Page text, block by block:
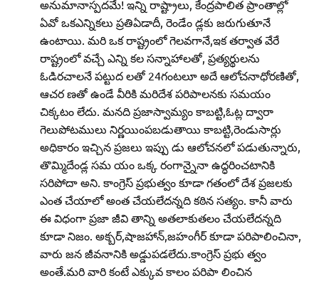
అనుమానాస్పదమే! ఇన్ని రాష్ట్రాలు, కేంద్రపాలిత ప్రాంతాల్లో
ఏవో ఒకఎన్నికలు ప్రతిఏడాదీ, రెండేం డ్లకు జరుగుతూనే
ఉంటాయి. మరి ఒక రాష్ట్రంలో గెలవగానే,ఇక తర్వాత వేరే
రాష్ట్రంలో వచ్చే ఎన్ని కల సన్నాహాలతో, ప్రత్యర్థులను
ఓడిరచాలనే పట్టుద లతో 24గంటలూ అదే ఆలోచనాధోరణితో,
ఆచర ణతో ఉండే వీరికి మరిదేశ పరిపాలనకు సమయం
చిక్కటం లేదు. మనది ప్రజాస్వామ్యం కాబట్టి,ఓట్ల ద్వారా
గెలుపోటములు నిర్ణయింపబడుతాయి కాబట్టి,రెండుసార్లు
అధికారం ఇచ్చిన ప్రజలు ఇప్పు డు ఆలోచనలో పడుతున్నారు,
తొమ్మిదేండ్ల సమ యం ఒక్క రంగాన్నైనా ఉద్ధరించటానికి
సరిపోదా అని. కాంగ్రెస్‌ ప్రభుత్వం కూడా గతంలో దేశ ప్రజలకు
ఎంత చేయాలో అంత చేయలేదన్నది కఠిన సత్యం. కానీ వారు
ఈ విధంగా ప్రజా జీవి తాన్ని అతలాకుతలం చేయలేదన్నది
కూడా నిజం. అక్బర్‌,షాజహాన్‌,జహంగీర్‌ కూడా పరిపాలించినా,
వారు జన జీవనానికి అడ్డుపడలేదు.కాంగ్రెస్‌ ప్రభు త్వం
అంతే.మరి వారి కంటే ఎక్కువ కాలం పరిపా లించిన